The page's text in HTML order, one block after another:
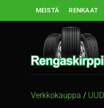
MEISTÄ RENKAAT
Verkkokauppa /